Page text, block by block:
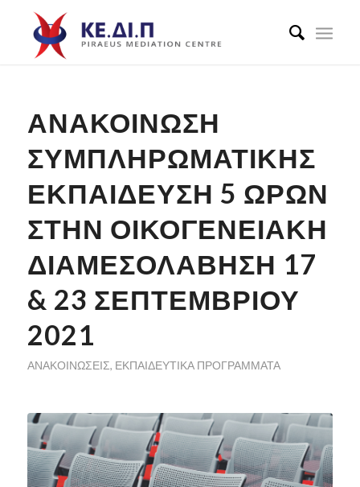
ΑΝΑΚΟΊΝΩΣΗ
ΣΥΜΠΛΗΡΩΜΑΤΙΚΉΣ
ΕΚΠΑΊΔΕΥΣΗ 5 ΩΡΏΝ
ΣΤΗΝ ΟΙΚΟΓΕΝΕΙΑΚΉ
ΔΙΑΜΕΣΟΛΆΒΗΣΗ 17
& 23 ΣΕΠΤΕΜΒΡΊΟΥ
2021
ΑΝΑΚΟΙΝΏΣΕΙΣ, ΕΚΠΑΙΔΕΥΤΙΚΆ ΠΡΟΓΡΆΜΜΑΤΑ